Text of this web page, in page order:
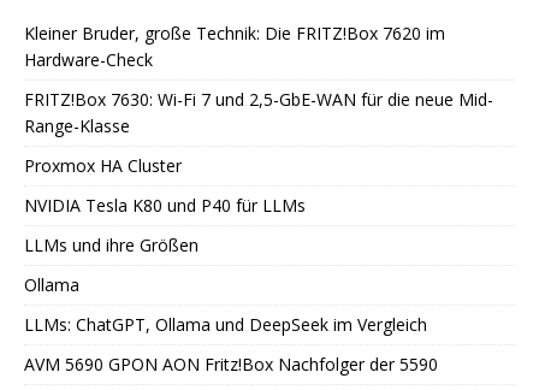
Kleiner Bruder, große Technik: Die FRITZ!Box 7620 im
Hardware-Check
FRITZ!Box 7630: Wi-Fi 7 und 2,5-GbE-WAN für die neue Mid-
Range-Klasse
Proxmox HA Cluster
NVIDIA Tesla K80 und P40 für LLMs
LLMs und ihre Größen
Ollama
LLMs: ChatGPT, Ollama und DeepSeek im Vergleich
AVM 5690 GPON AON Fritz!Box Nachfolger der 5590